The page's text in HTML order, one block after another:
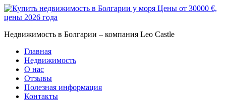
Недвижимость в Болгарии – компания Leo Castle
Главная
Недвижимость
О нас
Отзывы
Полезная информация
Контакты